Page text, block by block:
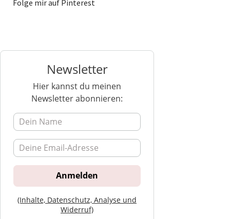
Folge mir auf Pinterest
Newsletter
Hier kannst du meinen
Newsletter abonnieren:
(Inhalte, Datenschutz, Analyse und
Widerruf)